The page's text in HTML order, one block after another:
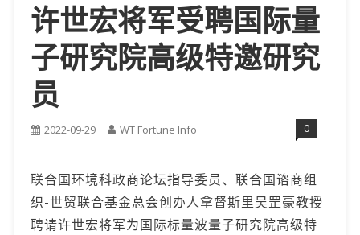
许世宏将军受聘国际量
子研究院高级特邀研究
员
2022-09-29 WT Fortune Info 0
联合国环境科政商论坛指导委员、联合国谘商组
织-世贸联合基金总会创办人拿督斯里吴罡豪教授
聘请许世宏将军为国际标量波量子研究院高级特